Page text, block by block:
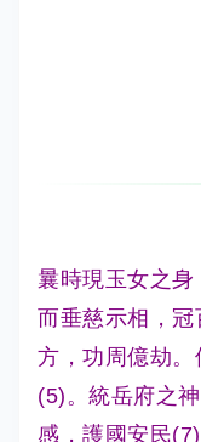
曩時現玉女之
而垂慈示相，
方，功周億劫
(5)。統岳府之
感，護國安民